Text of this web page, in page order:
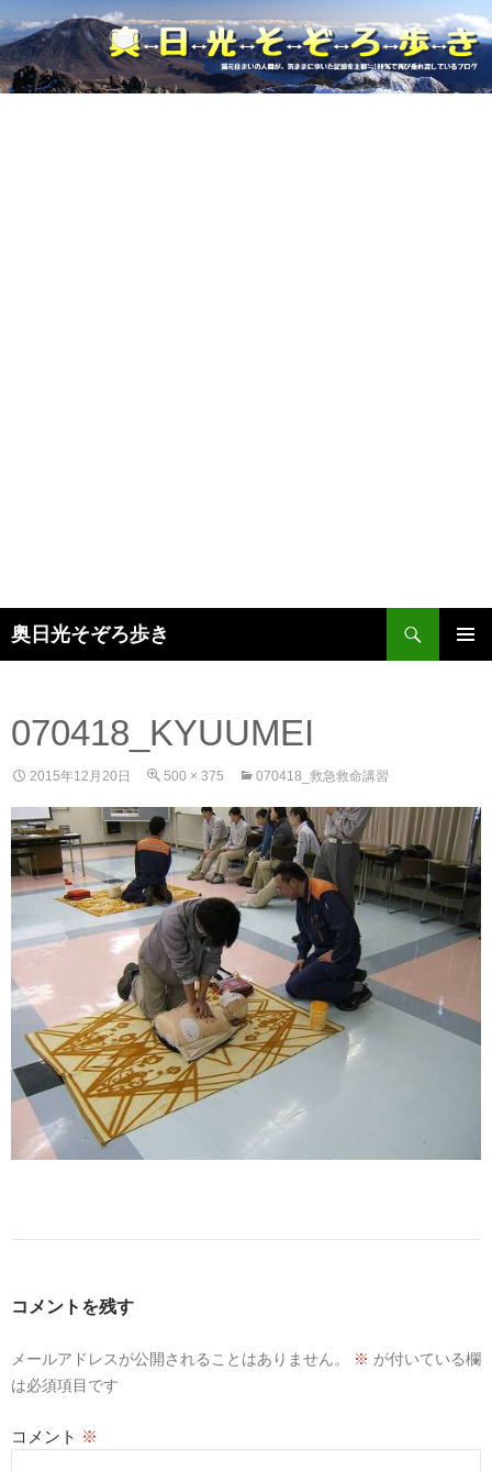
奥日光そぞろ歩き
索
ン
ツ
へ
ッ
プ
070418_KYUUMEI
2015年12月20日 500 × 375 070418_救急救命講習
コメントを残す
メールアドレスが公開されることはありません。 ※ が付いている欄
は必須項目です
コメント ※